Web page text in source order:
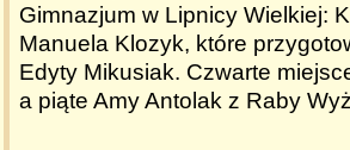
Gimnazjum w Lipnicy Wielkiej:
Manuela Klozyk, które
Edyty Mikusiak. Czwarte
a piąte Amy Antolak z Raby